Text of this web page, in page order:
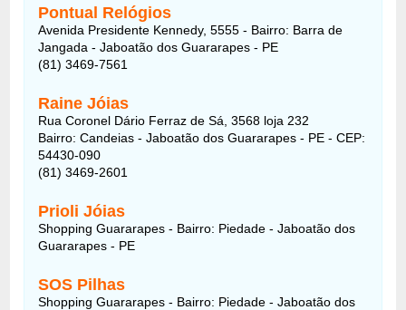
Pontual Relógios
Avenida Presidente Kennedy, 5555 - Bairro: Barra de
Jangada - Jaboatão dos Guararapes - PE
(81) 3469-7561
Raine Jóias
Rua Coronel Dário Ferraz de Sá, 3568 loja 232
Bairro: Candeias - Jaboatão dos Guararapes - PE - CEP:
54430-090
(81) 3469-2601
Prioli Jóias
Shopping Guararapes - Bairro: Piedade - Jaboatão dos
Guararapes - PE
SOS Pilhas
Shopping Guararapes - Bairro: Piedade - Jaboatão dos